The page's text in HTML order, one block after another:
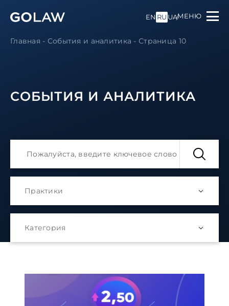
EN RU UAМЕНЮ
Главная - События и аналитика - Страница 10
СОБЫТИЯ И АНАЛИТИКА